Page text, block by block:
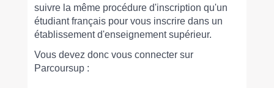
suivre la même procédure d'inscription qu'un
étudiant français pour vous inscrire dans un
établissement d'enseignement supérieur.
Vous devez donc vous connecter sur
Parcoursup :